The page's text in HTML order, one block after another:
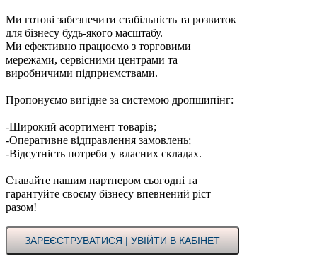
Ми готові забезпечити стабільність та розвиток
для бізнесу будь-якого масштабу.
Ми ефективно працюємо з торговими
мережами, сервісними центрами та
виробничими підприємствами.
Пропонуємо вигідне за системою дропшипінг:
-Широкий асортимент товарів;
-Оперативне відправлення замовлень;
-Відсутність потреби у власних складах.
Ставайте нашим партнером сьогодні та
гарантуйте своєму бізнесу впевнений ріст
разом!
ЗАРЕЄСТРУВАТИСЯ | УВІЙТИ В КАБІНЕТ